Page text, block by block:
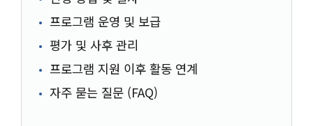
프로그램 운영 및 보급
평가 및 사후 관리
프로그램 지원 이후 활동 연계
자주 묻는 질문 (FAQ)